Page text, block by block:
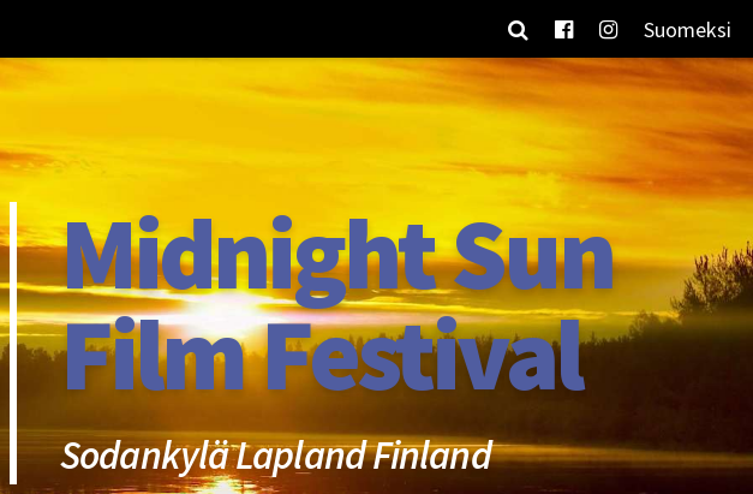
Suomeksi
Midnight Sun
Film Festival
Sodankylä Lapland Finland